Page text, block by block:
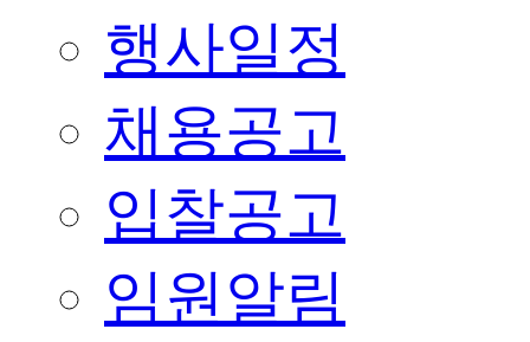
행사일정
채용공고
입찰공고
임원알림